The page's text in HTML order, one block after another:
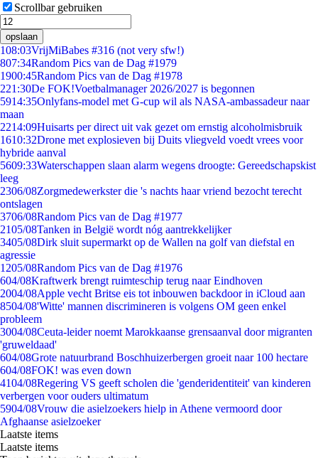
Scrollbar gebruiken
opslaan
108:03VrijMiBabes #316 (not very sfw!)
807:34Random Pics van de Dag #1979
1900:45Random Pics van de Dag #1978
221:30De FOK!Voetbalmanager 2026/2027 is begonnen
5914:35Onlyfans-model met G-cup wil als NASA-ambassadeur naar
maan
2214:09Huisarts per direct uit vak gezet om ernstig alcoholmisbruik
1610:32Drone met explosieven bij Duits vliegveld voedt vrees voor
hybride aanval
5609:33Waterschappen slaan alarm wegens droogte: Gereedschapskist
leeg
2306/08Zorgmedewerkster die 's nachts haar vriend bezocht terecht
ontslagen
3706/08Random Pics van de Dag #1977
2105/08Tanken in België wordt nóg aantrekkelijker
3405/08Dirk sluit supermarkt op de Wallen na golf van diefstal en
agressie
1205/08Random Pics van de Dag #1976
604/08Kraftwerk brengt ruimteschip terug naar Eindhoven
2004/08Apple vecht Britse eis tot inbouwen backdoor in iCloud aan
8504/08'Witte' mannen discrimineren is volgens OM geen enkel
probleem
3004/08Ceuta-leider noemt Marokkaanse grensaanval door migranten
'gruweldaad'
604/08Grote natuurbrand Boschhuizerbergen groeit naar 100 hectare
604/08FOK! was even down
4104/08Regering VS geeft scholen die 'genderidentiteit' van kinderen
verbergen voor ouders ultimatum
5904/08Vrouw die asielzoekers hielp in Athene vermoord door
Afghaanse asielzoeker
Laatste items
Laatste items